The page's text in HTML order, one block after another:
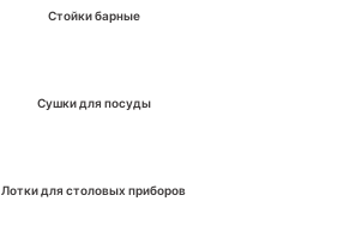
Стойки барные
Сушки для посуды
Лотки для столовых приборов